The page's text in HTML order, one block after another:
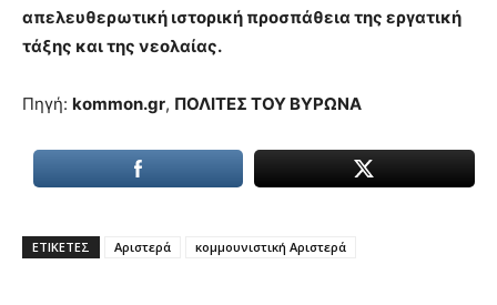
απελευθερωτική ιστορική προσπάθεια της εργατική
τάξης και της νεολαίας.
Πηγή: kommon.gr, ΠΟΛΙΤΕΣ ΤΟΥ ΒΥΡΩΝΑ
ΕΤΙΚΕΤΕΣ Αριστερά κομμουνιστική Αριστερά